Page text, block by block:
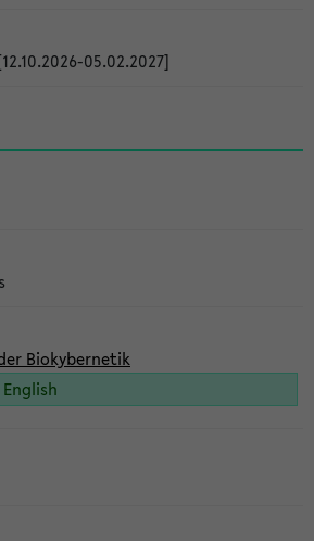
05.02.2027]
Biokybernetik